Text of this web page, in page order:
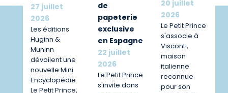
27 juillet
2026
Les éditions
Huginn &
Muninn
dévoilent une
nouvelle Mini
Encyclopédie
Le Petit Prince,
de
papeterie
exclusive
en Espagne
22 juillet
2026
Le Petit Prince
s'invite dans
20 juillet
2026
Le Petit Prince
s'associe à
Visconti,
maison
italienne
reconnue
pour son